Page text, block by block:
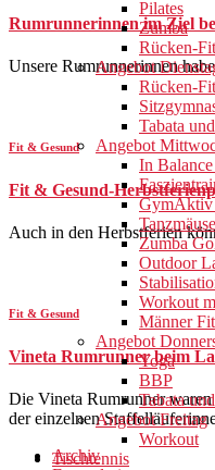
Pilates
Zumba
Rücken-Fit
Angebot
Rücken-Fit
Tabata
Angebot
In
GymAktiv
Zumba
Outdoor
Workout
Männer
Angebot
Yoga
BBP
Tabata
Angebot Freitag
Workout
Tischtennis
Rumrunnerinnen im Ziel
Unsere Rumrunnerinnen
Fit & Gesund
Fit & Gesund-
Auch in den Herbstferien
Fit & Gesund
Vineta Rumrunner beim
Die Vineta Rumrunner
der einzelnen
Archiv